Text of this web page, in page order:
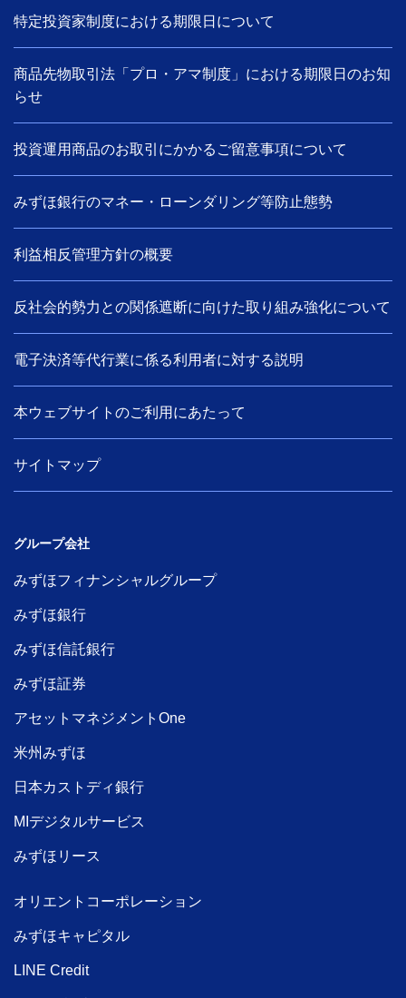
特定投資家制度における期限日について
商品先物取引法「プロ・アマ制度」における期限日のお知
らせ
投資運用商品のお取引にかかるご留意事項について
みずほ銀行のマネー・ローンダリング等防止態勢
利益相反管理方針の概要
反社会的勢力との関係遮断に向けた取り組み強化について
電子決済等代行業に係る利用者に対する説明
本ウェブサイトのご利用にあたって
サイトマップ
グループ会社
みずほフィナンシャルグループ
みずほ銀行
みずほ信託銀行
みずほ証券
アセットマネジメントOne
米州みずほ
日本カストディ銀行
MIデジタルサービス
みずほリース
オリエントコーポレーション
みずほキャピタル
LINE Credit